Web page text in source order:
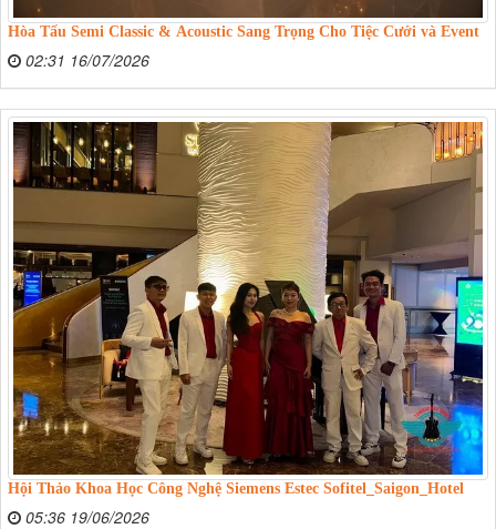
Hòa Tấu Semi Classic & Acoustic Sang Trọng Cho Tiệc Cưới và Event
02:31 16/07/2026
Hội Thảo Khoa Học Công Nghệ Siemens Estec Sofitel_Saigon_Hotel
05:36 19/06/2026